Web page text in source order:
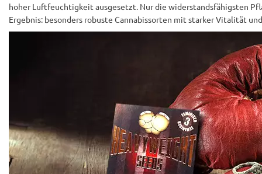
hoher Luftfeuchtigkeit ausgesetzt. Nur die widerstandsfähigsten
Ergebnis: besonders robuste Cannabissorten mit starker Vitalität